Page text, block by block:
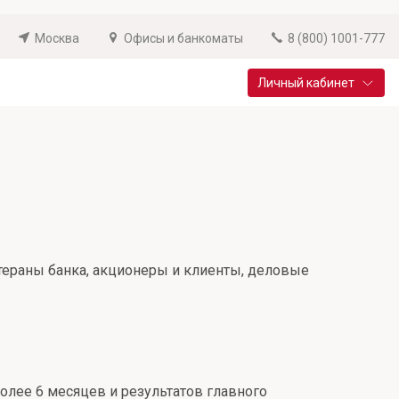
Москва Офисы и банкоматы 8 (800) 1001-777
Подробнее
Личный кабинет
банка, акционеры и клиенты, деловые
6 месяцев и результатов главного